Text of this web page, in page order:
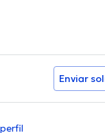
Enviar